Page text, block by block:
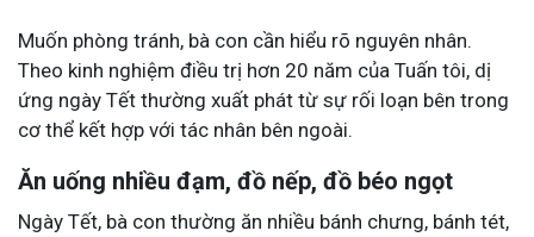
Muốn phòng tránh, bà con cần hiểu rõ nguyên nhân.
Theo kinh nghiệm điều trị hơn 20 năm của Tuấn tôi, dị
ứng ngày Tết thường xuất phát từ sự rối loạn bên trong
cơ thể kết hợp với tác nhân bên ngoài.
Ăn uống nhiều đạm, đồ nếp, đồ béo ngọt
Ngày Tết, bà con thường ăn nhiều bánh chưng, bánh tét,